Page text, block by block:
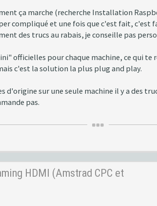
ça marche (recherche Installation
compliqué et une fois que c'est fait, c'est
des trucs au rabais, je conseille pas
officielles pour chaque machine, ce qui
c'est la solution la plus plug and play.
d'origine sur une seule machine il y a des
pas.
HDMI (Amstrad CPC et